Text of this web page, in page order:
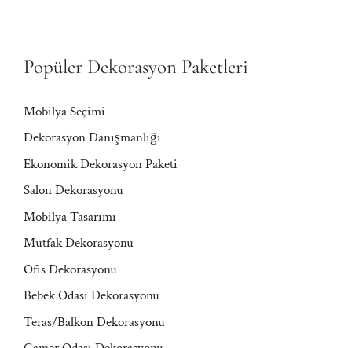
Popüler Dekorasyon Paketleri
Mobilya Seçimi
Dekorasyon Danışmanlığı
Ekonomik Dekorasyon Paketi
Salon Dekorasyonu
Mobilya Tasarımı
Mutfak Dekorasyonu
Ofis Dekorasyonu
Bebek Odası Dekorasyonu
Teras/Balkon Dekorasyonu